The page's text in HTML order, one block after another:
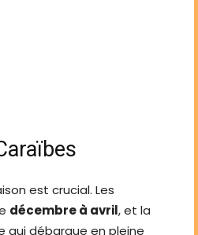
est crucial. Les
décembre à avril, et la
qui débarque en pleine